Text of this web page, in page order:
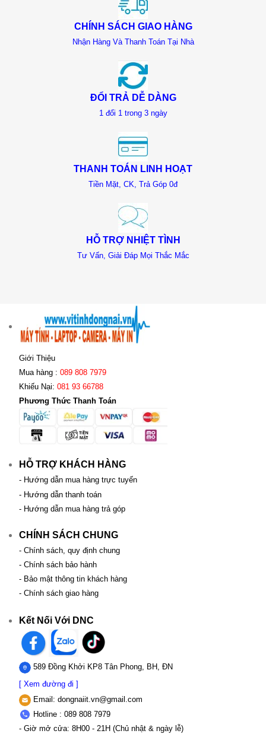
CHÍNH SÁCH GIAO HÀNG
Nhận Hàng Và Thanh Toán Tại Nhà
ĐỔI TRẢ DỄ DÀNG
1 đổi 1 trong 3 ngày
THANH TOÁN LINH HOẠT
Tiền Mặt, CK, Trả Góp 0đ
HỖ TRỢ NHIỆT TÌNH
Tư Vấn, Giải Đáp Mọi Thắc Mắc
Giới Thiệu
Mua hàng : 089 808 7979
Khiếu Nại: 081 93 66788
Phương Thức Thanh Toán
HỖ TRỢ KHÁCH HÀNG
- Hướng dẫn mua hàng trực tuyến
- Hướng dẫn thanh toán
- Hướng dẫn mua hàng trả góp
CHÍNH SÁCH CHUNG
- Chính sách, quy định chung
- Chính sách bảo hành
- Bảo mật thông tin khách hàng
- Chính sách giao hàng
Kết Nối Với DNC
589 Đồng Khởi KP8 Tân Phong, BH, ĐN
[ Xem đường đi ]
Email: dongnaiit.vn@gmail.com
Hotline : 089 808 7979
- Giờ mở cửa: 8H00 - 21H (Chủ nhật & ngày lễ)